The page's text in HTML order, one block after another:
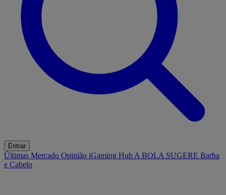
Entrar
Últimas Mercado Opinião iGaming Hub A BOLA SUGERE Barba
e Cabelo